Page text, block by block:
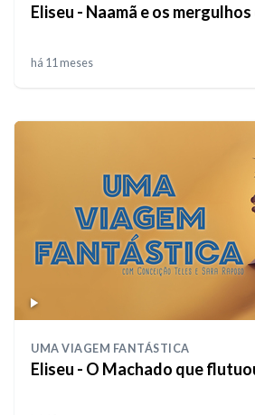
Eliseu - Naamã e os
há 11 meses
UMA VIAGEM FANTÁSTICA
Eliseu - O Machado que